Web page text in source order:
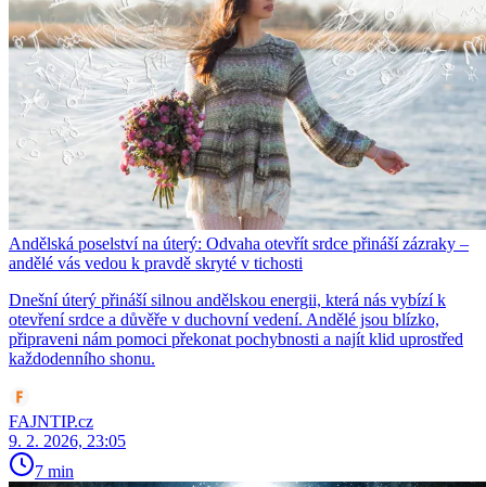
Andělská poselství na úterý: Odvaha otevřít srdce přináší zázraky –
andělé vás vedou k pravdě skryté v tichosti
Dnešní úterý přináší silnou andělskou energii, která nás vybízí k
otevření srdce a důvěře v duchovní vedení. Andělé jsou blízko,
připraveni nám pomoci překonat pochybnosti a najít klid uprostřed
každodenního shonu.
FAJNTIP.cz
9. 2. 2026, 23:05
7 min